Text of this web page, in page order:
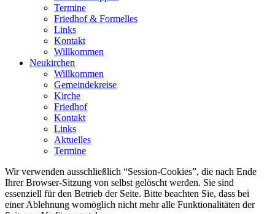
Termine
Friedhof & Formelles
Links
Kontakt
Willkommen
Neukirchen
Willkommen
Gemeindekreise
Kirche
Friedhof
Kontakt
Links
Aktuelles
Termine
Wir verwenden ausschließlich “Session-Cookies”, die nach Ende
Ihrer Browser-Sitzung von selbst gelöscht werden. Sie sind
essenziell für den Betrieb der Seite. Bitte beachten Sie, dass bei
einer Ablehnung womöglich nicht mehr alle Funktionalitäten der